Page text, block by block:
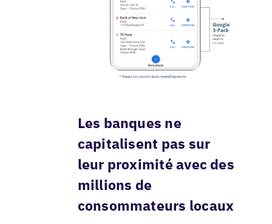
Les banques ne
capitalisent pas sur
leur proximité avec des
millions de
consommateurs locaux